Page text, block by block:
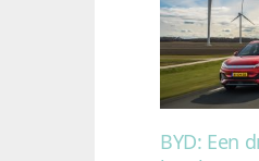
BYD: Een